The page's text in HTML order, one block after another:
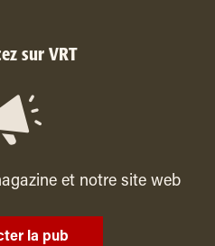
sur VRT
et notre site web
la pub